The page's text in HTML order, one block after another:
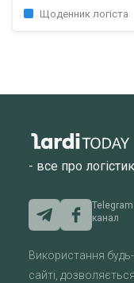
Щоденник логіста
- все про
Telegram
канал
Використання
сайті,